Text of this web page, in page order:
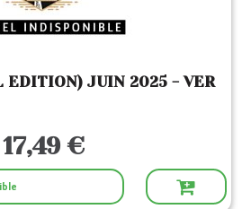
EDITION) JUIN 2025 - VER
17,49 €